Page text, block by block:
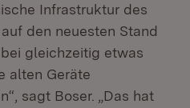
Infrastruktur des
den neuesten Stand
gleichzeitig etwas
alten Geräte
sagt Boser. „Das hat